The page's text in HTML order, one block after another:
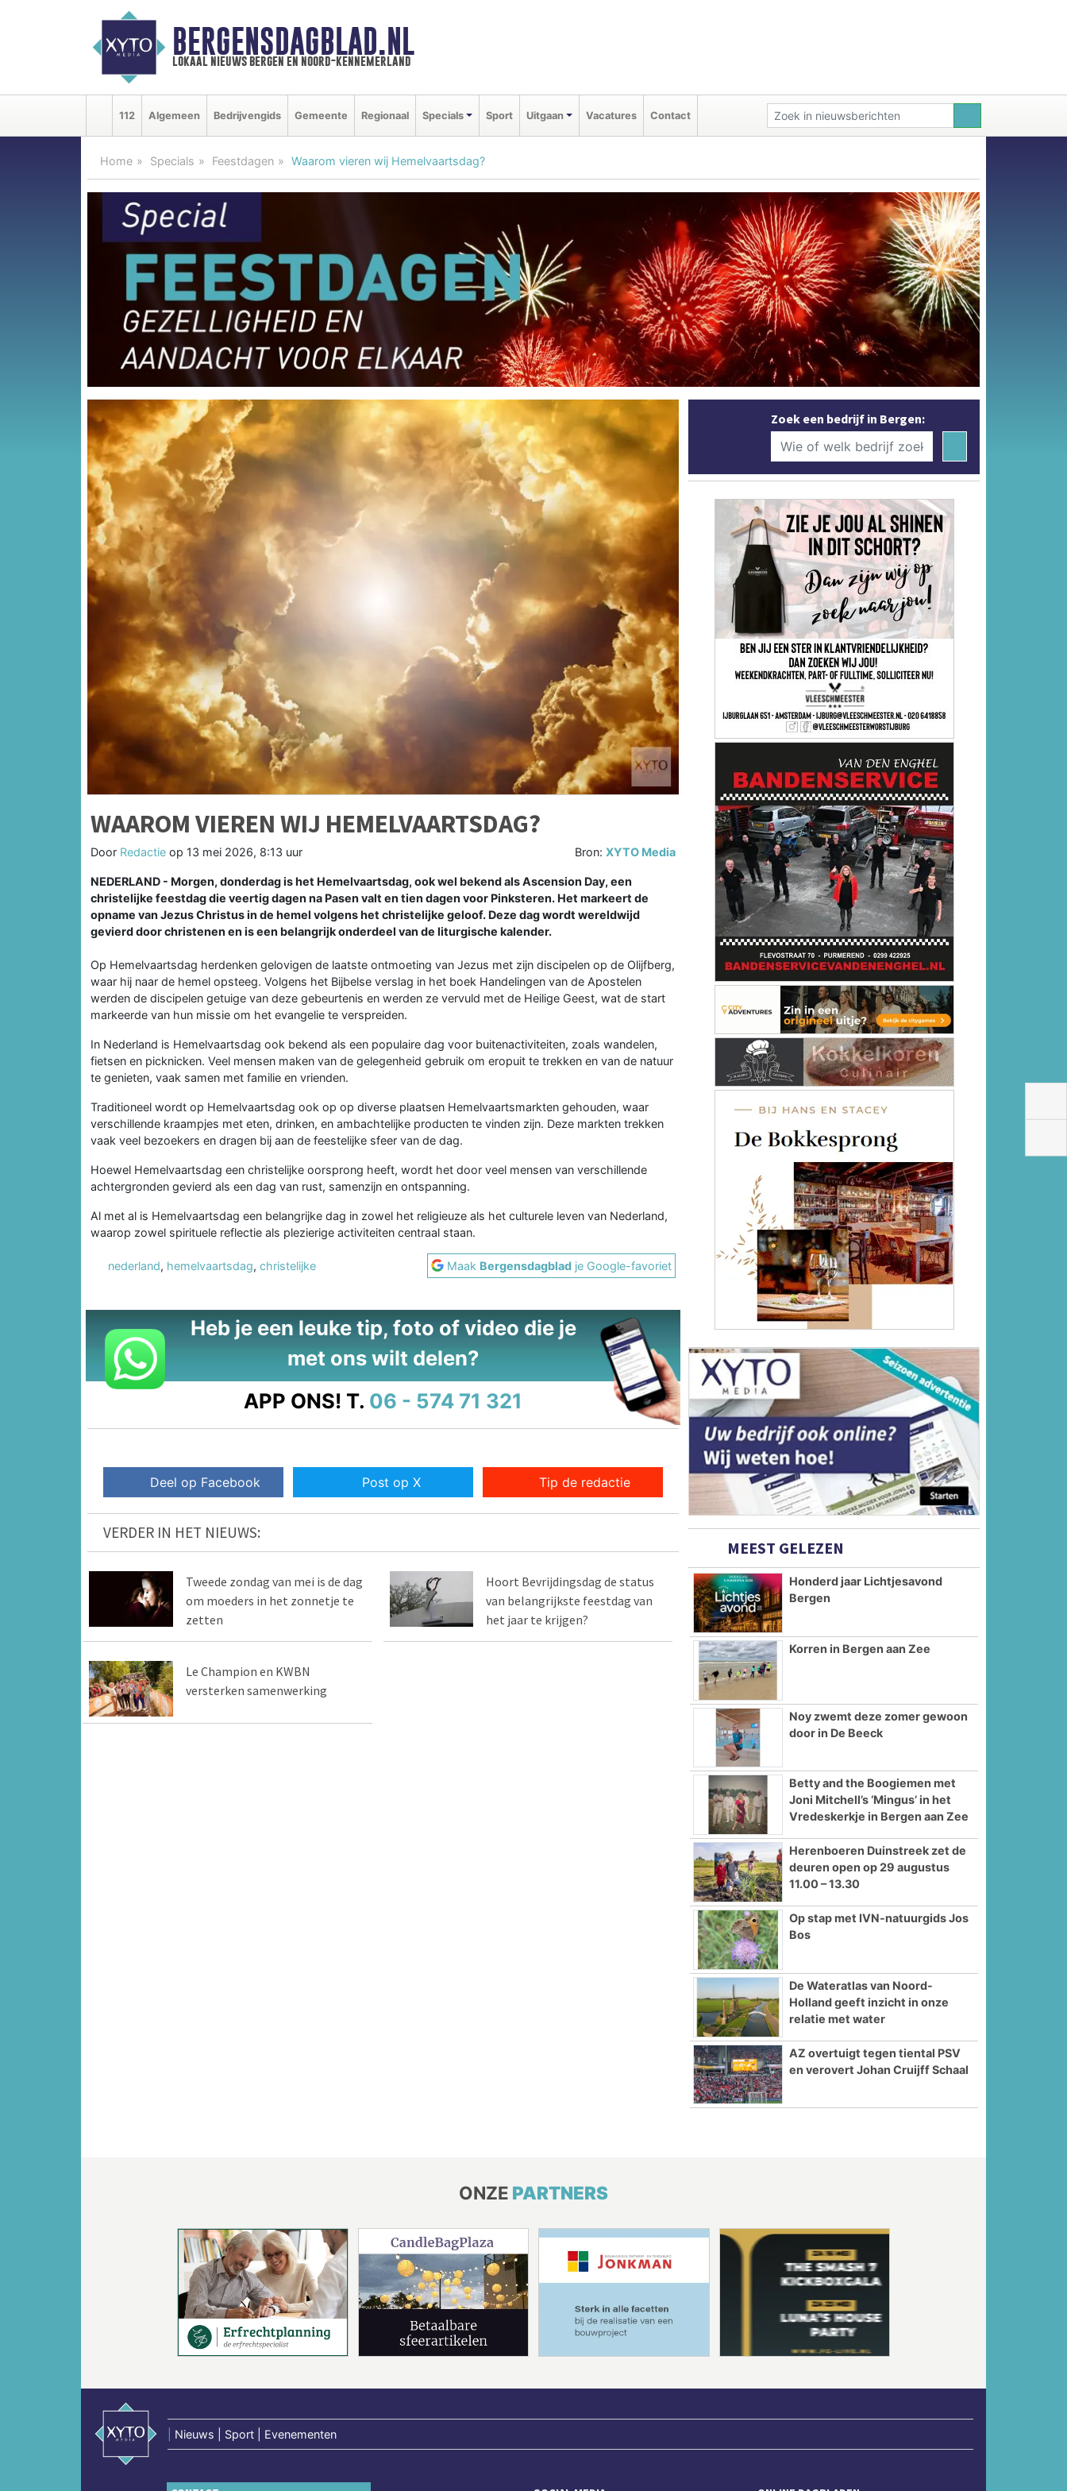
BERGENSDAGBLAD.NL
lokaal nieuws bergen en noord-kennemerland
112 Algemeen Bedrijvengids Gemeente Regionaal Specials Sport Uitgaan Vacatures Contact
Home Specials Feestdagen Waarom vieren wij Hemelvaartsdag?
WAAROM VIEREN WIJ HEMELVAARTSDAG?
Door Redactie op 13 mei 2026, 8:13 uur Bron:XYTO Media
NEDERLAND - Morgen, donderdag is het Hemelvaartsdag, ook wel bekend als Ascension Day, een
christelijke feestdag die veertig dagen na Pasen valt en tien dagen voor Pinksteren. Het markeert de
opname van Jezus Christus in de hemel volgens het christelijke geloof. Deze dag wordt wereldwijd
gevierd door christenen en is een belangrijk onderdeel van de liturgische kalender.
Op Hemelvaartsdag herdenken gelovigen de laatste ontmoeting van Jezus met zijn discipelen op de Olijfberg,
waar hij naar de hemel opsteeg. Volgens het Bijbelse verslag in het boek Handelingen van de Apostelen
werden de discipelen getuige van deze gebeurtenis en werden ze vervuld met de Heilige Geest, wat de start
markeerde van hun missie om het evangelie te verspreiden.
In Nederland is Hemelvaartsdag ook bekend als een populaire dag voor buitenactiviteiten, zoals wandelen,
fietsen en picknicken. Veel mensen maken van de gelegenheid gebruik om eropuit te trekken en van de natuur
te genieten, vaak samen met familie en vrienden.
Traditioneel wordt op Hemelvaartsdag ook op op diverse plaatsen Hemelvaartsmarkten gehouden, waar
verschillende kraampjes met eten, drinken, en ambachtelijke producten te vinden zijn. Deze markten trekken
vaak veel bezoekers en dragen bij aan de feestelijke sfeer van de dag.
Hoewel Hemelvaartsdag een christelijke oorsprong heeft, wordt het door veel mensen van verschillende
achtergronden gevierd als een dag van rust, samenzijn en ontspanning.
Al met al is Hemelvaartsdag een belangrijke dag in zowel het religieuze als het culturele leven van Nederland,
waarop zowel spirituele reflectie als plezierige activiteiten centraal staan.
nederland, hemelvaartsdag, christelijke Maak Bergensdagblad je Google-favoriet
Heb je een leuke tip, foto of video die je
met ons wilt delen?
APP ONS! T. 06 - 574 71 321
Deel op Facebook Post op X Tip de redactie
VERDER IN HET NIEUWS:
Tweede zondag van mei is de dag
om moeders in het zonnetje te
zetten
Hoort Bevrijdingsdag de status
van belangrijkste feestdag van
het jaar te krijgen?
Le Champion en KWBN
versterken samenwerking
Zoek een bedrijf in Bergen:
MEEST GELEZEN
Honderd jaar Lichtjesavond
Bergen
Korren in Bergen aan Zee
Noy zwemt deze zomer gewoon
door in De Beeck
Betty and the Boogiemen met
Joni Mitchell’s ‘Mingus’ in het
Vredeskerkje in Bergen aan Zee
Herenboeren Duinstreek zet de
deuren open op 29 augustus
11.00 – 13.30
Op stap met IVN-natuurgids Jos
Bos
De Wateratlas van Noord-
Holland geeft inzicht in onze
relatie met water
AZ overtuigt tegen tiental PSV
en verovert Johan Cruijff Schaal
ONZE PARTNERS
Nieuws | Sport | Evenementen